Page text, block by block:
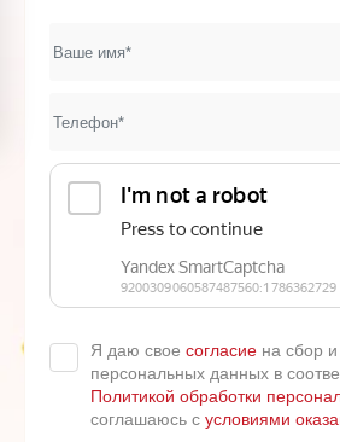
Я даю свое согласие на сбор
персональных данных в
Политикой обработки
соглашаюсь с условиями